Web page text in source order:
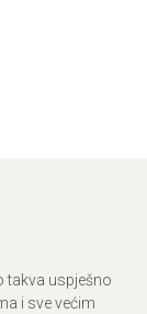
takva uspješno
i sve većim